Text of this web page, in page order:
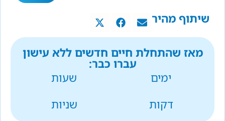
שיתוף מהיר
מאז שהתחלת חיים חדשים ללא עישון
עברו כבר:
ימים
שעות
דקות
שניות